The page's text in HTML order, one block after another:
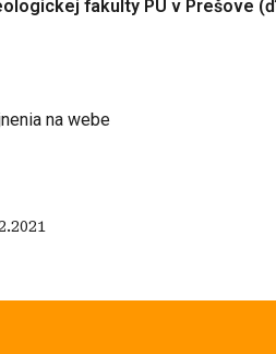
fakulty PU v Prešove
na webe